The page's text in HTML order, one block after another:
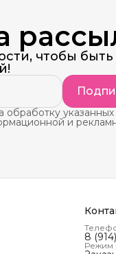
чтобы быть
обработку указанных
и
8
Режим